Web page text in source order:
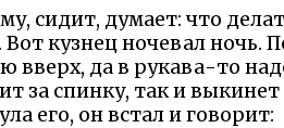
сидит, думает: что
кузнец ночевал ночь.
да в рукава-то
за спинку, так и
его, он встал и говорит: